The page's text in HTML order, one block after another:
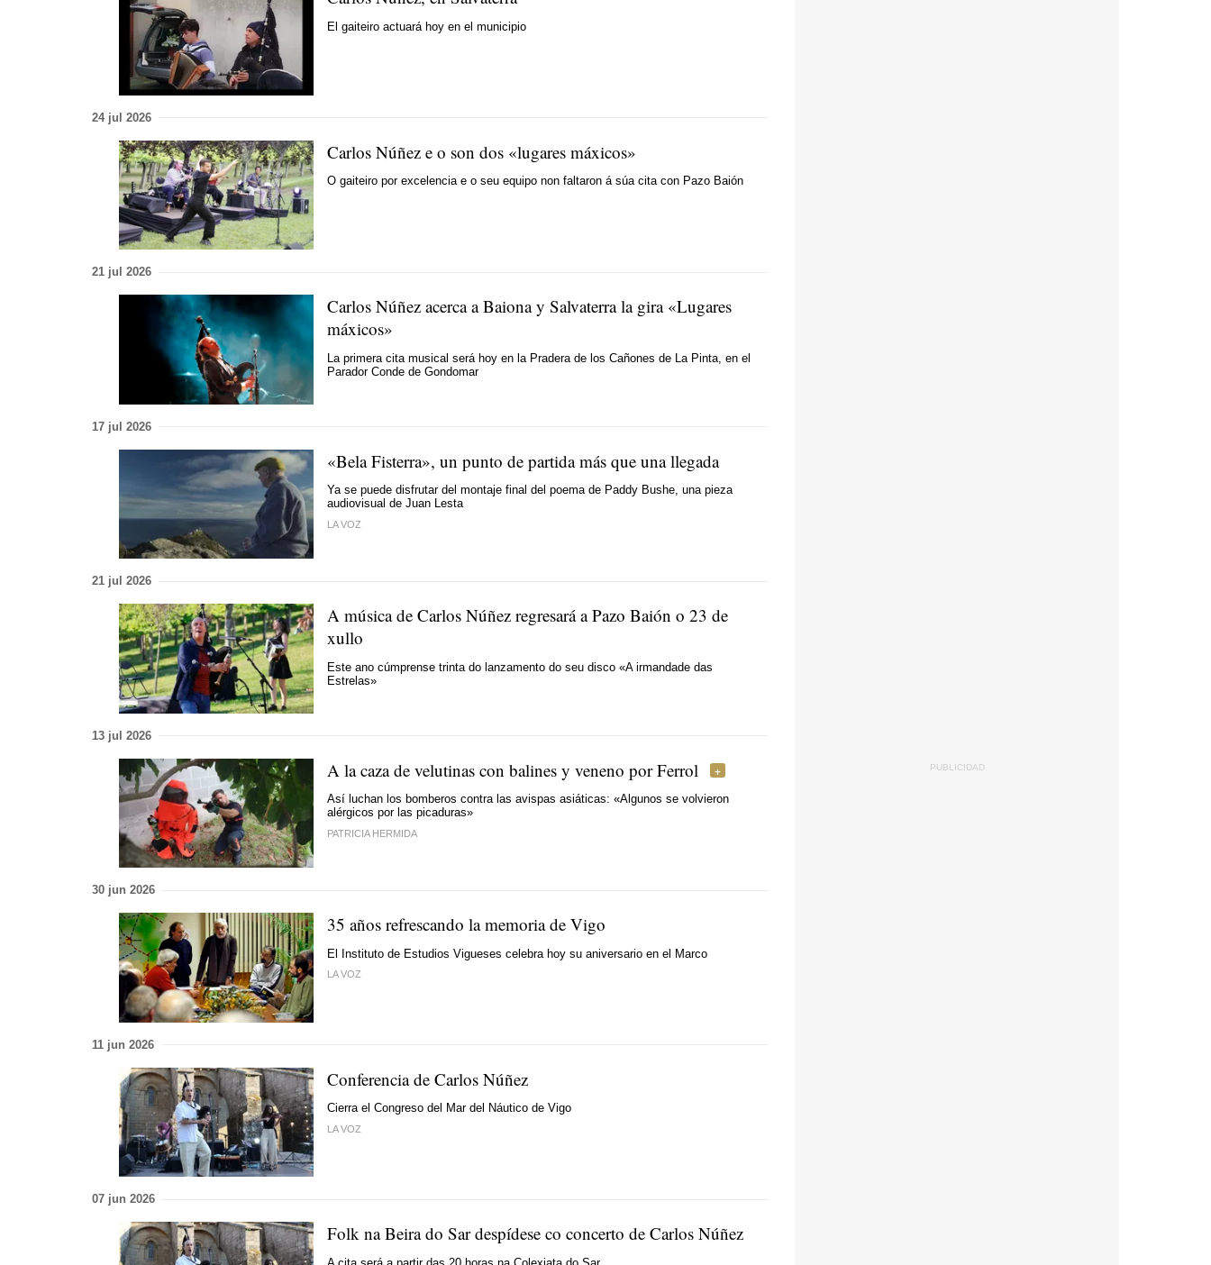
El gaiteiro actuará hoy en el municipio
24 jul 2026
Carlos Núñez e o son dos «lugares máxicos»
O gaiteiro por excelencia e o seu equipo non faltaron á súa cita con Pazo Baión
21 jul 2026
Carlos Núñez acerca a Baiona y Salvaterra la gira «Lugares
máxicos»
La primera cita musical será hoy en la Pradera de los Cañones de La Pinta, en el
Parador Conde de Gondomar
17 jul 2026
«Bela Fisterra», un punto de partida más que una llegada
Ya se puede disfrutar del montaje final del poema de Paddy Bushe, una pieza
audiovisual de Juan Lesta
LA VOZ
21 jul 2026
A música de Carlos Núñez regresará aPazo Baión o 23 de
xullo
Este ano cúmprense trinta do lanzamento do seu disco «A irmandade das
Estrelas»
13 jul 2026
A la caza de velutinas con balines y veneno por Ferrol
Así luchan los bomberos contra las avispas asiáticas: «Algunos se volvieron
alérgicos por las picaduras»
PATRICIA HERMIDA
30 jun 2026
35 años refrescando la memoria de Vigo
El Instituto de Estudios Vigueses celebra hoy su aniversario en el Marco
LA VOZ
11 jun 2026
Conferencia de Carlos Núñez
Cierra el Congreso del Mar del Náutico de Vigo
LA VOZ
07 jun 2026
Folk na Beira do Sar despídese co concerto de Carlos Núñez
A cita será a partir das 20 horas na Colexiata do Sar